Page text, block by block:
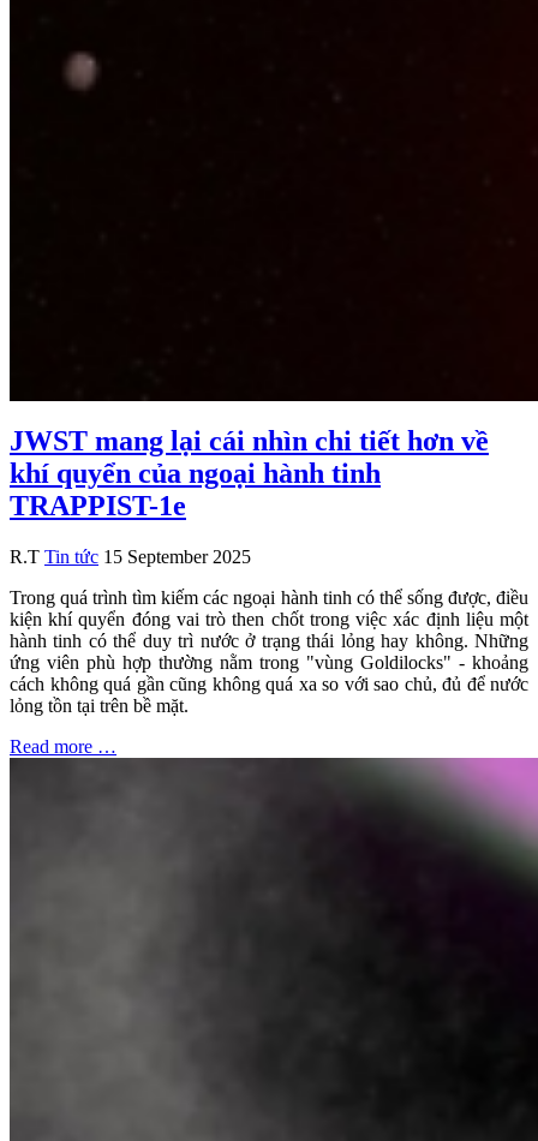
JWST mang lại cái nhìn chi tiết hơn về
khí quyển của ngoại hành tinh
TRAPPIST-1e
R.T Tin tức 15 September 2025
Trong quá trình tìm kiếm các ngoại hành tinh có thể sống được, điều
kiện khí quyển đóng vai trò then chốt trong việc xác định liệu một
hành tinh có thể duy trì nước ở trạng thái lỏng hay không. Những
ứng viên phù hợp thường nằm trong "vùng Goldilocks" - khoảng
cách không quá gần cũng không quá xa so với sao chủ, đủ để nước
lỏng tồn tại trên bề mặt.
Read more …